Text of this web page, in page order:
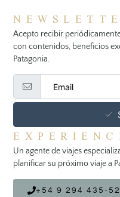
Acepto recibir
con contenidos, beneficios
Patagonia.
Un agente de viajes
planificar su próximo viaje a
+54 9 294 435-